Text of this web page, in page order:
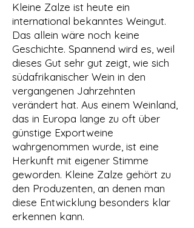
Kleine Zalze ist heute ein
international bekanntes Weingut.
Das allein wäre noch keine
Geschichte. Spannend wird es, weil
dieses Gut sehr gut zeigt, wie sich
südafrikanischer Wein in den
vergangenen Jahrzehnten
verändert hat. Aus einem Weinland,
das in Europa lange zu oft über
günstige Exportweine
wahrgenommen wurde, ist eine
Herkunft mit eigener Stimme
geworden. Kleine Zalze gehört zu
den Produzenten, an denen man
diese Entwicklung besonders klar
erkennen kann.